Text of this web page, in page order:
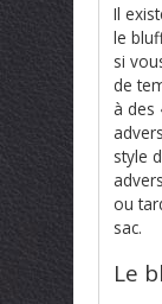
Il
le
si
de
à des
style
ou
sac.
Le